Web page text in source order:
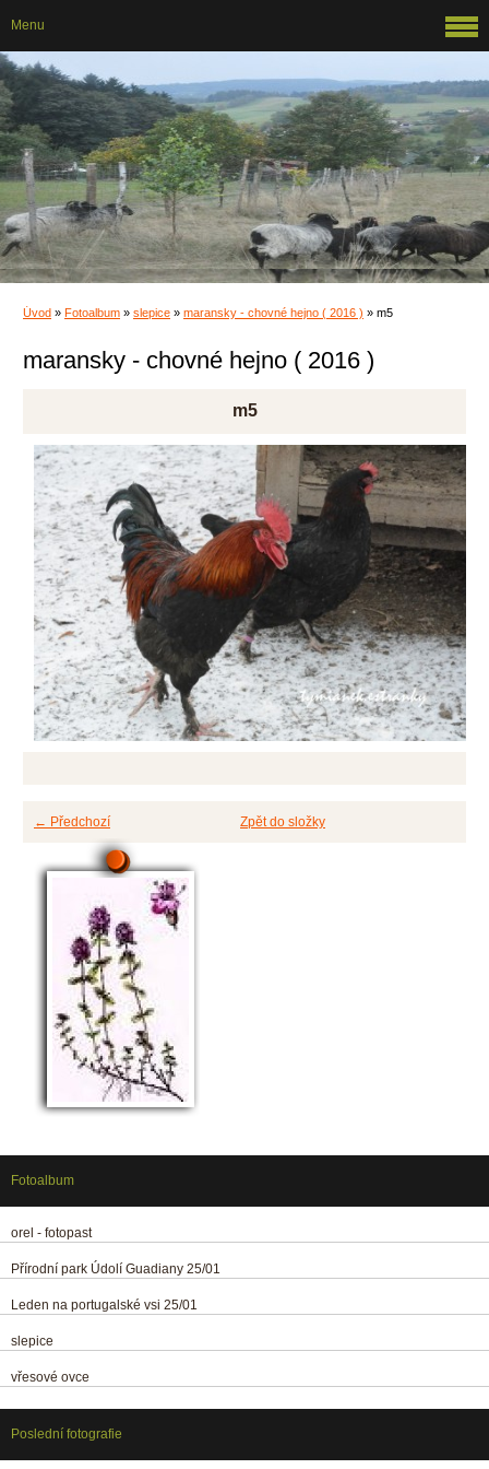
Úvod » Fotoalbum » slepice » maransky - chovné hejno ( 2016 ) » m5
maransky - chovné hejno ( 2016 )
m5
← Předchozí Zpět do složky
Menu
Fotoalbum
orel - fotopast
Přírodní park Údolí Guadiany 25/01
Leden na portugalské vsi 25/01
slepice
vřesové ovce
Poslední fotografie